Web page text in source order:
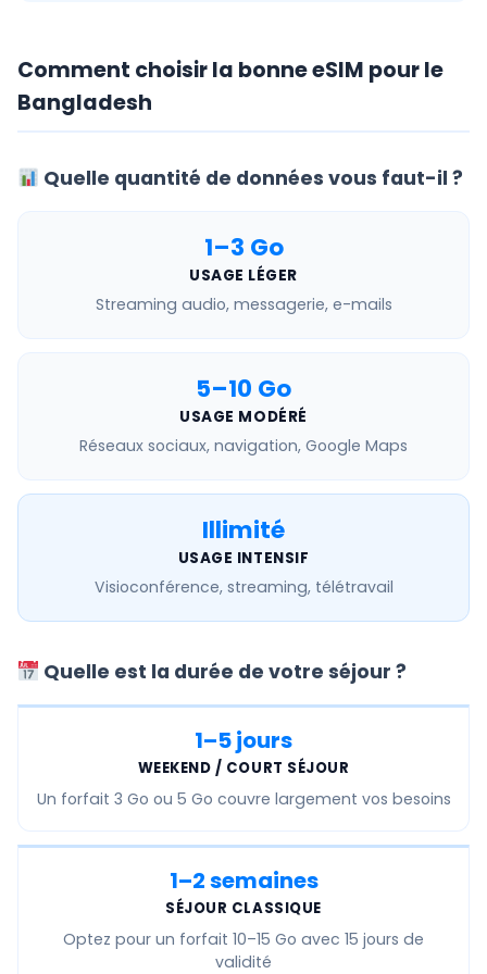
Comment choisir la bonne eSIM pour le
Bangladesh
Quelle quantité de données vous faut-il ?
1–3 Go
USAGE LÉGER
Streaming audio, messagerie, e-mails
5–10 Go
USAGE MODÉRÉ
Réseaux sociaux, navigation, Google Maps
Illimité
USAGE INTENSIF
Visioconférence, streaming, télétravail
Quelle est la durée de votre séjour ?
1–5 jours
WEEKEND / COURT SÉJOUR
Un forfait 3 Go ou 5 Go couvre largement vos besoins
1–2 semaines
SÉJOUR CLASSIQUE
Optez pour un forfait 10–15 Go avec 15 jours de
validité